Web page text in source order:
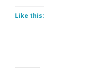
Like this: